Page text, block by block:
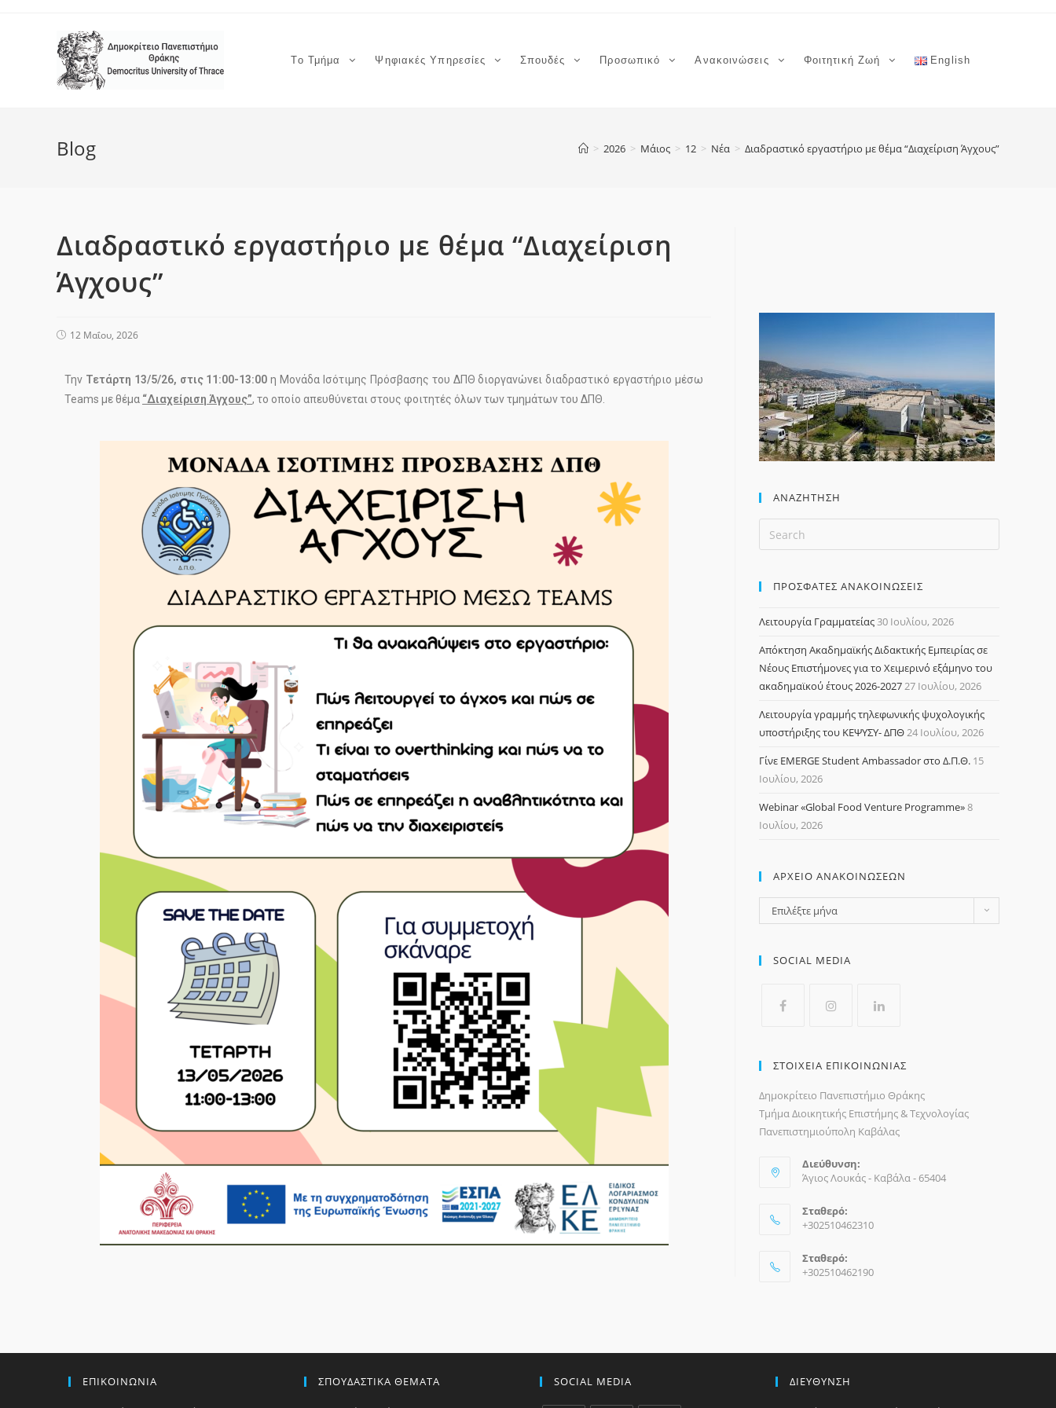
Το Τμήμα Ψηφιακές Υπηρεσίες Σπουδές Προσωπικό Ανακοινώσεις Φοιτητική Ζωή English
Blog > 2026 > Μάιος > 12 > Νέα > Διαδραστικό εργαστήριο με θέμα “Διαχείριση Άγχους”
Διαδραστικό εργαστήριο με θέμα “Διαχείριση
Άγχους”
12 Μαΐου, 2026
Την Τετάρτη 13/5/26, στις 11:00-13:00 η Μονάδα Ισότιμης Πρόσβασης του ΔΠΘ διοργανώνει διαδραστικό εργαστήριο μέσω
Teams με θέμα “Διαχείριση Άγχους”, το οποίο απευθύνεται στους φοιτητές όλων των τμημάτων του ΔΠΘ.
ΑΝΑΖΉΤΗΣΗ
ΠΡΟΣΦΑΤΕΣ ΑΝΑΚΟΙΝΩΣΕΙΣ
Λειτουργία Γραμματείας30 Ιουλίου, 2026
Απόκτηση Ακαδημαϊκής Διδακτικής Εμπειρίας σε
Νέους Επιστήμονες για το Χειμερινό εξάμηνο του
ακαδημαϊκού έτους 2026-202727 Ιουλίου, 2026
Λειτουργία γραμμής τηλεφωνικής ψυχολογικής
υποστήριξης του ΚΕΨΥΣΥ- ΔΠΘ24 Ιουλίου, 2026
Γίνε EMERGE Student Ambassador στο Δ.Π.Θ. 15
Ιουλίου, 2026
Webinar «Global Food Venture Programme»8
Ιουλίου, 2026
ΑΡΧΕΙΟ ΑΝΑΚΟΙΝΩΣΕΩΝ
Επιλέξτε μήνα
SOCIAL MEDIA
ΣΤΟΙΧΕΙΑ ΕΠΙΚΟΙΝΩΝΙΑΣ
Δημοκρίτειο Πανεπιστήμιο Θράκης
Τμήμα Διοικητικής Επιστήμης & Τεχνολογίας
Πανεπιστημιούπολη Καβάλας
Διεύθυνση:
Άγιος Λουκάς - Καβάλα - 65404
Σταθερό:
+302510462310
Σταθερό:
+302510462190
ΕΠΙΚΟΙΝΩΝΙΑ ΣΠΟΥΔΑΣΤΙΚΑ ΘΕΜΑΤΑ SOCIAL MEDIA ΔΙΕΥΘΥΝΣΗ